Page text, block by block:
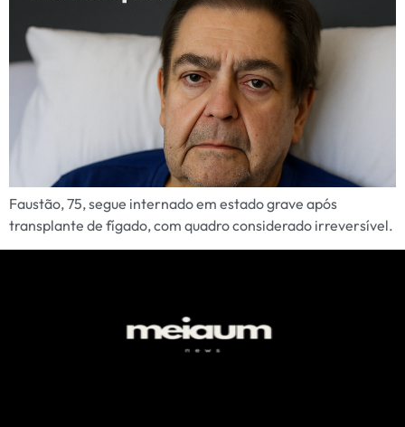
Faustão, 75, segue internado em estado grave após
transplante de fígado, com quadro considerado irreversível.